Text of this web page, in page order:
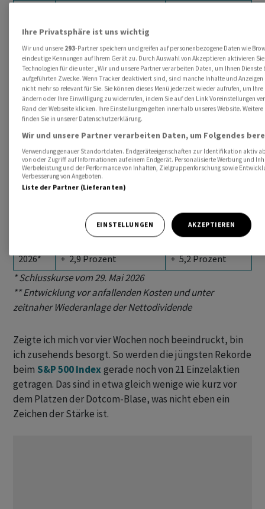
2016
- 3,7 Prozent
2017
+23,6 Prozent
+20,1 Prozent
2018
- 19,1 Prozent
- 8,8 Prozent
2019
+25,4 Prozent
+30,6 Prozent
2020
+ 9,8 Prozent
2021
+10,0 Prozent
+23,4 Prozent
2022
- 17,2 Prozent
- 16,5 Prozent
2023
+ 3,9 Prozent
+ 7,6 Prozent
+ 7,6 Prozent
+22,8 Prozent
+17,8 Prozent
2026*
+ 2,9 Prozent + 5,2 Prozent
* Schlusskurse vom 29. Mai 2026
** Entwicklung vor anfallenden Kosten und unter
zeitnaher Wiederanlage der Nettodividende
Zeigte ich mich vor vier Wochen noch beeindruckt, bin
ich zusehends besorgt. So werden die jüngsten Rekorde
beim S&P 500 Indexgerade noch von 21 Einzelaktien
getragen. Das sind in etwa gleich wenige wie kurz vor
dem Platzen der Dotcom-Blase, was nicht eben ein
Zeichen der Stärke ist.
Ihre Privatsphäre ist uns wichtig
Wir und unsere 293-Partner speichern und greifen auf personenbezogene Daten wie
eindeutige Kennungen auf Ihrem Gerät zu. Durch Auswahl von Akzeptieren aktivieren
Technologien für die unter „Wir und unsere Partner verarbeiten Daten, um Ihnen
aufgeführten Zwecke. Wenn Tracker deaktiviert sind, sind manche Inhalte und Anzeigen
nicht mehr so relevant für Sie. Sie können dieses Menü jederzeit wieder aufrufen, um
ändern oder Ihre Einwilligung zu widerrufen, indem Sie auf den Link Voreinstellungen
Rand der Webseite klicken. Ihre Einstellungen gelten innerhalb unseres Website.
finden Sie in unserer Datenschutzerklärung.
Wir und unsere Partner verarbeiten Daten, um Folgendes
Verwendung genauer Standortdaten. Endgeräteeigenschaften zur Identifikation aktiv
von oder Zugriff auf Informationen auf einem Endgerät. Personalisierte Werbung und
Werbeleistung und der Performance von Inhalten, Zielgruppenforschung sowie
Verbesserung von Angeboten.
Liste der Partner (Lieferanten)
EINSTELLUNGEN AKZEPTIEREN